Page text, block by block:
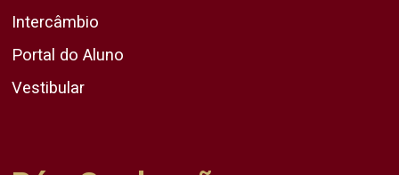
Intercâmbio
Portal do Aluno
Vestibular